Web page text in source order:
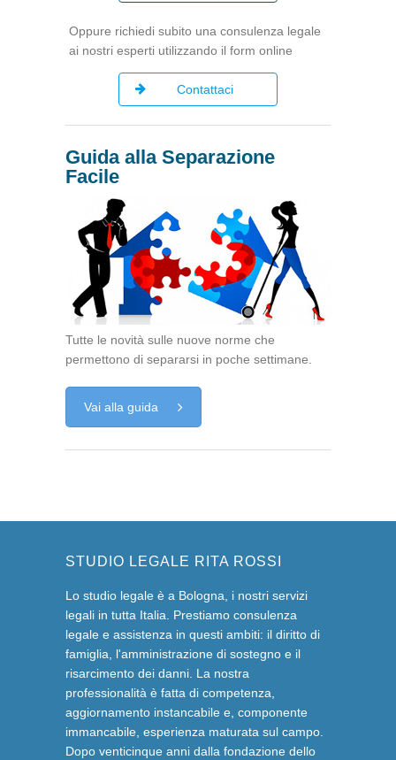
Oppure richiedi subito una consulenza legale
ai nostri esperti utilizzando il form online
Contattaci
Guida alla Separazione
Facile
Tutte le novità sulle nuove norme che
permettono di separarsi in poche settimane.
Vai alla guida
STUDIO LEGALE RITA ROSSI
Lo studio legale è a Bologna, i nostri servizi
legali in tutta Italia. Prestiamo consulenza
legale e assistenza in questi ambiti: il diritto di
famiglia, l'amministrazione di sostegno e il
risarcimento dei danni. La nostra
professionalità è fatta di competenza,
aggiornamento instancabile e, componente
immancabile, esperienza maturata sul campo.
Dopo venticinque anni dalla fondazione dello